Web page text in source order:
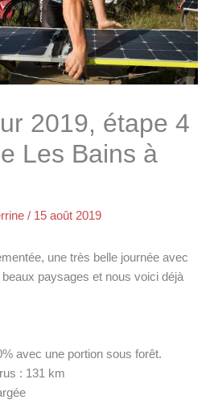
2019, étape 4
Les Bains à
/ 15 août 2019
une très belle journée avec
paysages et nous voici déjà
avec une portion sous forêt.
: 131 km